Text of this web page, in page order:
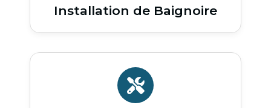
Installation de Baignoire